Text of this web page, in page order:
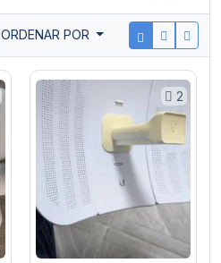
ORDENAR POR
2